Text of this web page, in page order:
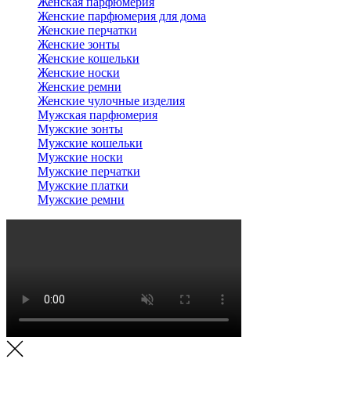
Женские парфюмерия для дома
Женские перчатки
Женские зонты
Женские кошельки
Женские носки
Женские ремни
Женские чулочные изделия
Мужская парфюмерия
Мужские зонты
Мужские кошельки
Мужские носки
Мужские перчатки
Мужские платки
Мужские ремни